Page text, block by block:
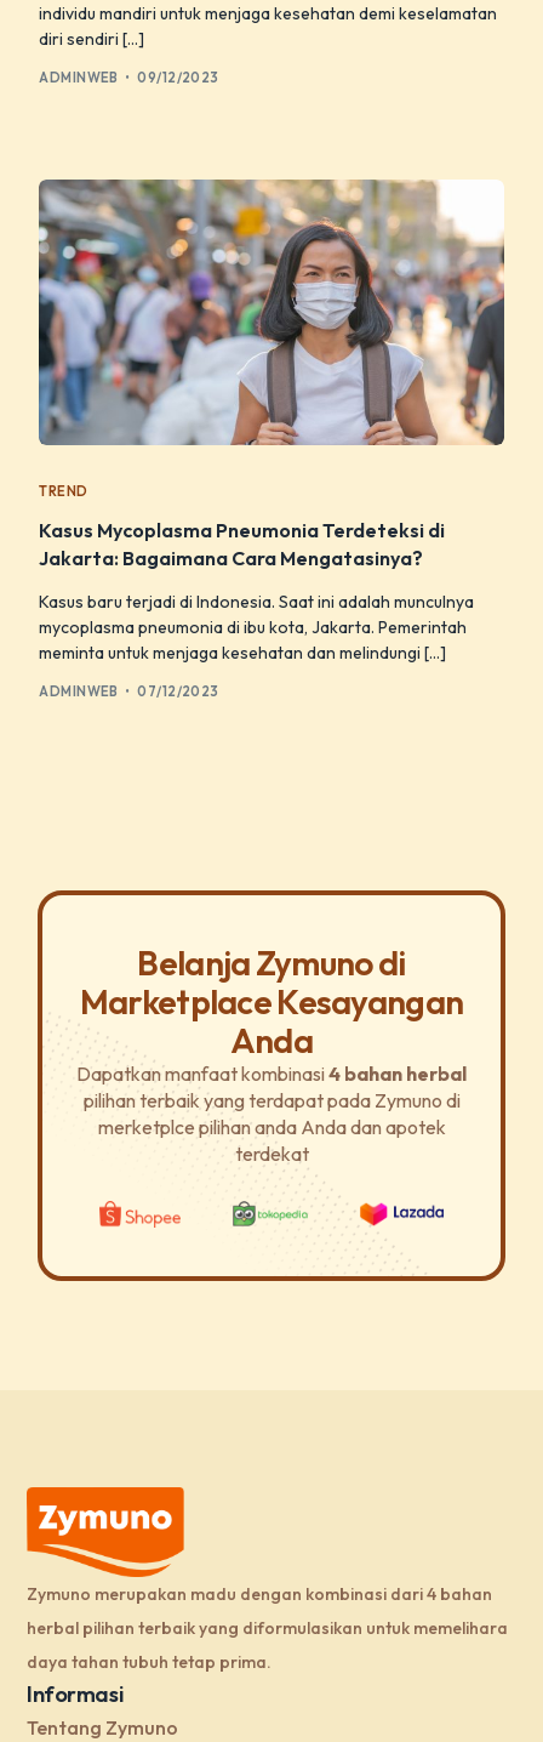
individu mandiri untuk menjaga kesehatan demi keselamatan
diri sendiri […]
ADMINWEB 09/12/2023
TREND
Kasus Mycoplasma Pneumonia Terdeteksi di
Jakarta: Bagaimana Cara Mengatasinya?
Kasus baru terjadi di Indonesia. Saat ini adalah munculnya
mycoplasma pneumonia di ibu kota, Jakarta. Pemerintah
meminta untuk menjaga kesehatan dan melindungi […]
ADMINWEB 07/12/2023
Belanja Zymuno di
Marketplace Kesayangan
Anda
Dapatkan manfaat kombinasi 4 bahan herbal
pilihan terbaik yang terdapat pada Zymuno di
merketplce pilihan anda Anda dan apotek
terdekat
Zymuno merupakan madu dengan kombinasi dari 4 bahan
herbal pilihan terbaik yang diformulasikan untuk memelihara
daya tahan tubuh tetap prima.
Informasi
Tentang Zymuno